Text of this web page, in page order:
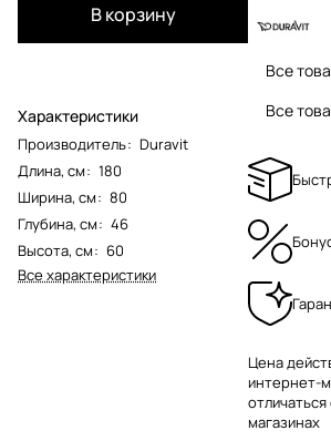
В корзину
Характеристики
Производитель: Duravit
Длина, см: 180
Ширина, см: 80
Глубина, см: 46
Высота, см: 60
Все характеристики
Все
Все
Цена
интернет-
магазинах